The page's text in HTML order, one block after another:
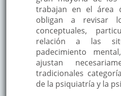
trabajan en el área
obligan a revisar
conceptuales,
relación a las
padecimiento
ajustan
tradicionales
de la psiquiatría y la